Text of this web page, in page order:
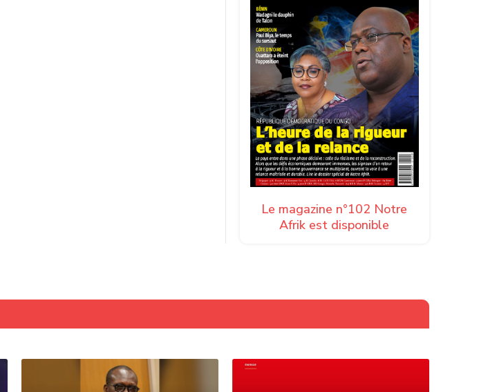
Le magazine n°102 Notre
Afrik est disponible